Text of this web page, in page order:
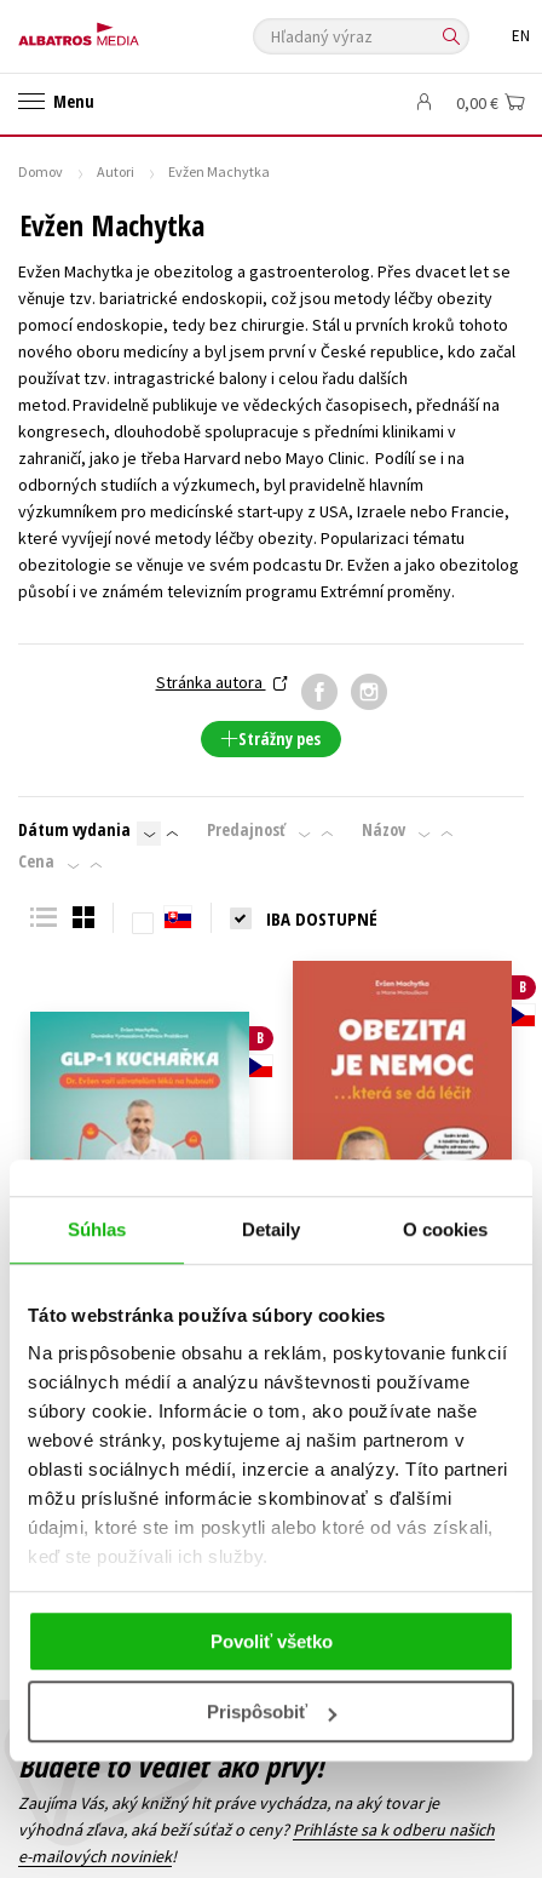
Súhlas Detaily O cookies
Táto webstránka používa súbory cookies
Na prispôsobenie obsahu a reklám, poskytovanie funkcií
sociálnych médií a analýzu návštevnosti používame
súbory cookie. Informácie o tom, ako používate naše
webové stránky, poskytujeme aj našim partnerom v
oblasti sociálnych médií, inzercie a analýzy. Títo partneri
môžu príslušné informácie skombinovať s ďalšími
údajmi, ktoré ste im poskytli alebo ktoré od vás získali,
keď ste používali ich služby.
Povoliť všetko
Prispôsobiť
Hľadaný výraz EN
Menu
🏷️ Zlacnené knihy
⚔️ Zaklínač na CD
Doplnkový sortiment
Ezoterika a duchovný svet
História a military
Hobby
Humanitné a spoločenské vedy
Jazyky
Kalendáre, diáre Kariéra a osobný rozvoj
Krížovky
Kuchárske knihy New Adult
Obchod a ekonómia
Ostatné
Počítače
Poézia
Populárno - náučná pre dospelých
Populárno - náučné pre deti
Predškoláci
Príroda a záhrada
Prírodné vedy
Technické vedy
Učebnice
Umenie a kultúra
Všetky tituly
0,00 €
Domov Autori Evžen Machytka
Evžen Machytka
Evžen Machytka je obezitolog a gastroenterolog. Přes dvacet let se
věnuje tzv. bariatrické endoskopii, což jsou metody léčby obezity
pomocí endoskopie, tedy bez chirurgie. Stál u prvních kroků tohoto
nového oboru medicíny a byl jsem první v České republice, kdo začal
používat tzv. intragastrické balony i celou řadu dalších
metod. Pravidelně publikuje ve vědeckých časopisech, přednáší na
kongresech, dlouhodobě spolupracuje s předními klinikami v
zahraničí, jako je třeba Harvard nebo Mayo Clinic. Podílí se i na
odborných studiích a výzkumech, byl pravidelně hlavním
výzkumníkem pro medicínské start-upy z USA, Izraele nebo Francie,
které vyvíjejí nové metody léčby obezity. Popularizaci tématu
obezitologie se věnuje ve svém podcastu Dr. Evžen a jako obezitolog
působí i ve známém televizním programu Extrémní proměny.
Stránka autora
Strážny pes
Dátum vydania Predajnosť
Názov
Cena
IBA DOSTUPNÉ
B
Evžen Machytka
16,99 €
Do košíka
B
Marie Machytková
Evžen Machytka
14,02 €
Do košíka
Zobrazujem 1 až 2 z celkových 2 záznamov
Predchádzajúci 1
Budete to vedieť ako prvý!
Zaujíma Vás, aký knižný hit práve vychádza, na aký tovar je
výhodná zľava, aká beží súťaž o ceny?Prihláste sa k odberu našich
e-mailových noviniek!